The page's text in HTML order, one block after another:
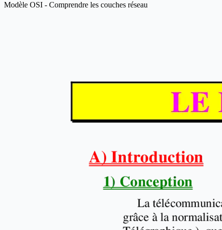
Modèle OSI - Comprendre les couches réseau